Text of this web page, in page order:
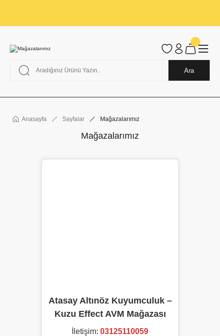
Ankara İçi Elden Teslimat İmkanı
24/7 Müşteri Destek Hizmeti
Ara
Anasayfa Sayfalar Mağazalarımız
Mağazalarımız
Atasay Altınöz Kuyumculuk –
Kuzu Effect AVM Mağazası
İletişim: 03125110059